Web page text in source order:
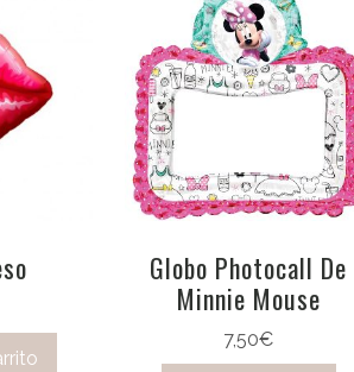
Globo Photocall De
Minnie Mouse
7,50€